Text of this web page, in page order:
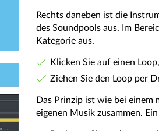
Rechts daneben ist die
des Soundpools aus. Im
Kategorie aus.
Klicken Sie auf einen
Ziehen Sie den Loop per
Das Prinzip ist wie bei einem
eigenen Musik zusammen.